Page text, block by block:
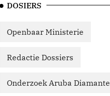
DOSIERS
Openbaar Ministerie
Redactie Dossiers
Onderzoek Aruba Diamante